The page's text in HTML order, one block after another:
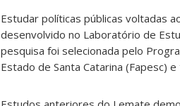
Estudar políticas públicas voltadas
desenvolvido no Laboratório de
pesquisa foi selecionada pelo
Estado de Santa Catarina (Fapesc)